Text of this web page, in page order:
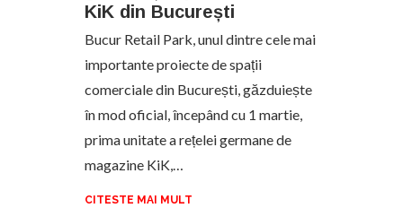
KiK din București
Bucur Retail Park, unul dintre cele mai
importante proiecte de spații
comerciale din București, găzduiește
în mod oficial, începând cu 1 martie,
prima unitate a rețelei germane de
magazine KiK,…
CITESTE MAI MULT